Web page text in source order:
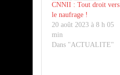
CNNII : Tout droit vers
le naufrage !
20 août 2023 à 8 h 05
min
Dans "ACTUALITE"